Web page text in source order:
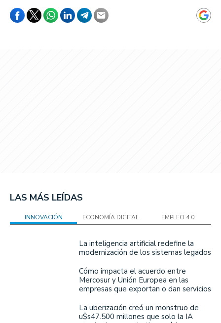
LAS MÁS LEÍDAS
INNOVACIÓN ECONOMÍA DIGITAL EMPLEO 4.0
La inteligencia artificial redefine la
modernización de los sistemas legados
Cómo impacta el acuerdo entre
Mercosur y Unión Europea en las
empresas que exportan o dan servicios
La uberización creó un monstruo de
u$s47.500 millones que solo la IA